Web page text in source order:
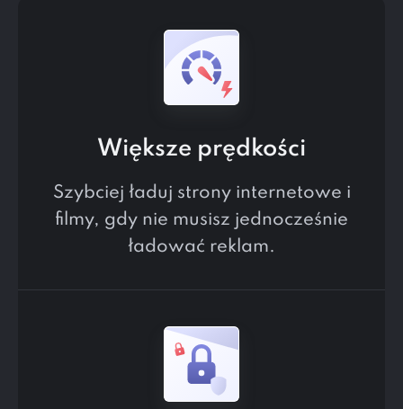
Większe prędkości
Szybciej ładuj strony internetowe i
filmy, gdy nie musisz jednocześnie
ładować reklam.